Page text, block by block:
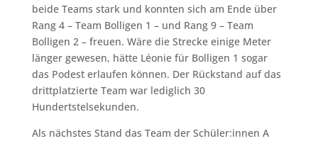
beide Teams stark und konnten sich am Ende über
Rang 4 – Team Bolligen 1 – und Rang 9 – Team
Bolligen 2 – freuen. Wäre die Strecke einige Meter
länger gewesen, hätte Léonie für Bolligen 1 sogar
das Podest erlaufen können. Der Rückstand auf das
drittplatzierte Team war lediglich 30
Hundertstelsekunden.
Als nächstes Stand das Team der Schüler:innen A